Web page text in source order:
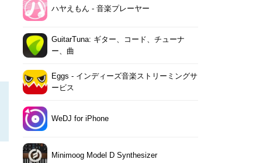
ハヤえもん - 音楽プレーヤー
GuitarTuna: ギター、コード、チューナ
ー、曲
Eggs - インディーズ音楽ストリーミングサ
ービス
WeDJ for iPhone
Minimoog Model D Synthesizer